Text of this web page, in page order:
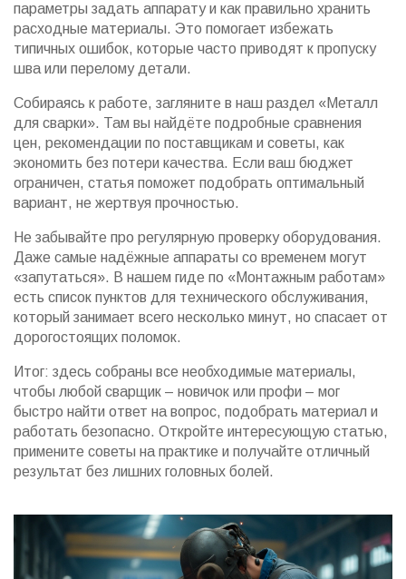
параметры задать аппарату и как правильно хранить
расходные материалы. Это помогает избежать
типичных ошибок, которые часто приводят к пропуску
шва или перелому детали.
Собираясь к работе, загляните в наш раздел «Металл
для сварки». Там вы найдёте подробные сравнения
цен, рекомендации по поставщикам и советы, как
экономить без потери качества. Если ваш бюджет
ограничен, статья поможет подобрать оптимальный
вариант, не жертвуя прочностью.
Не забывайте про регулярную проверку оборудования.
Даже самые надёжные аппараты со временем могут
«запутаться». В нашем гиде по «Монтажным работам»
есть список пунктов для технического обслуживания,
который занимает всего несколько минут, но спасает от
дорогостоящих поломок.
Итог: здесь собраны все необходимые материалы,
чтобы любой сварщик – новичок или профи – мог
быстро найти ответ на вопрос, подобрать материал и
работать безопасно. Откройте интересующую статью,
примените советы на практике и получайте отличный
результат без лишних головных болей.